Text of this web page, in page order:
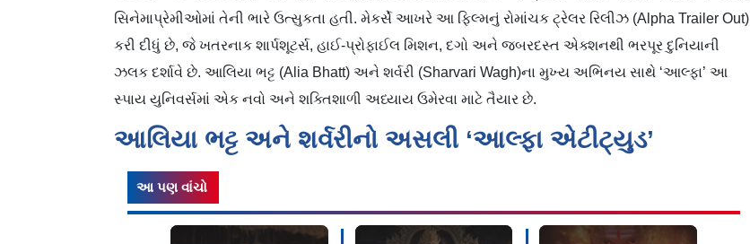
સિનેમાપ્રેમીઓમાં તેની ભારે ઉત્સુકતા હતી. મેકર્સે આખરે આ ફિલ્મનું રોમાંચક ટ્રેલર રિલીઝ (Alpha Trailer Out)
કરી દીધું છે, જે ખતરનાક શાર્પશૂટર્સ, હાઈ-પ્રોફાઈલ મિશન, દગો અને જબરદસ્ત એક્શનથી ભરપૂર દુનિયાની
ઝલક દર્શાવે છે. આલિયા ભટ્ટ (Alia Bhatt) અને શર્વરી (Sharvari Wagh)ના મુખ્ય અભિનય સાથે ‘આલ્ફા’ આ
સ્પાય યુનિવર્સમાં એક નવો અને શક્તિશાળી અધ્યાય ઉમેરવા માટે તૈયાર છે.
આલિયા ભટ્ટ અને શર્વરીનો અસલી ‘આલ્ફા એટીટ્યુડ’
આ પણ વાંચો